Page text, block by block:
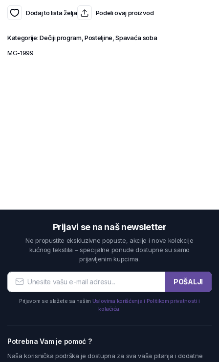
Dodaj to lista želja Podeli ovaj proizvod
Kategorije:Dečiji program,Posteljine ,Spavaća soba
MG-1999
Prijavi se na naš newsletter
Ne propustite ekskluzivne popuste, akcije i nove kolekcije
kućnog tekstila – specijalne ponude dostupne su samo
prijavljenim kupcima.
POŠALJI
Prijavom se slažete sa našim Uslovima korišćenja i Politikom privatnosti i
kolačića.
Potrebna Vam je pomoć ?
Naša korisnička podrška je dostupna za sva vaša pitanja i dodatne